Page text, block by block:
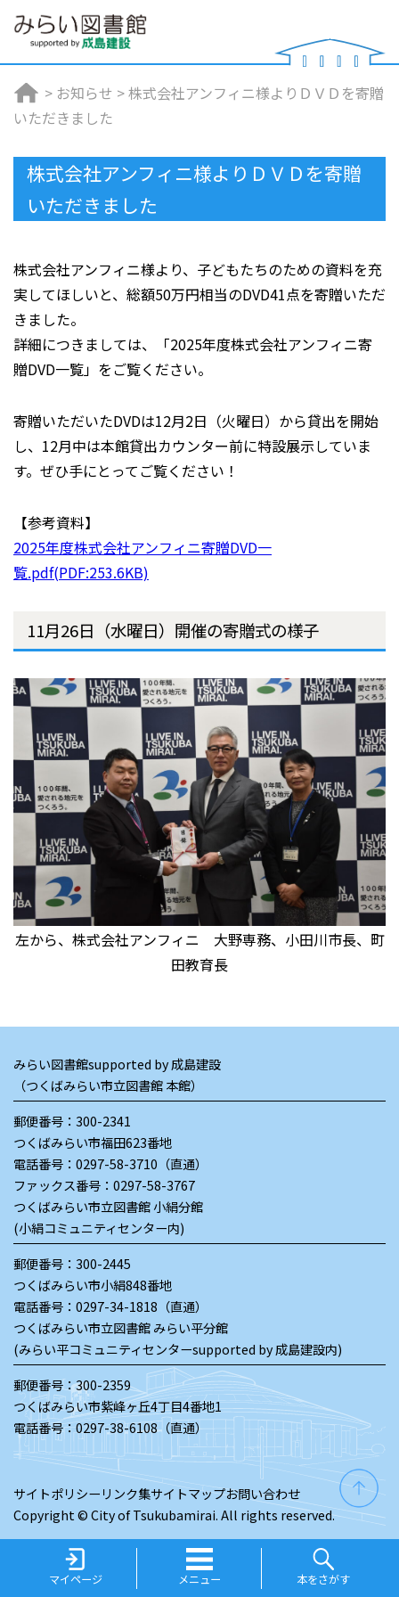
マイページ メニュー 本をさがす
> お知らせ >株式会社アンフィニ様よりＤＶＤを寄贈
いただきました
株式会社アンフィニ様よりＤＶＤを寄贈
いただきました
株式会社アンフィニ様より、子どもたちのための資料を充
実してほしいと、総額50万円相当のDVD41点を寄贈いただ
きました。
詳細につきましては、「2025年度株式会社アンフィニ寄
贈DVD一覧」をご覧ください。
寄贈いただいたDVDは12月2日（火曜日）から貸出を開始
し、12月中は本館貸出カウンター前に特設展示していま
す。ぜひ手にとってご覧ください！
【参考資料】
2025年度株式会社アンフィニ寄贈DVD一
覧.pdf(PDF:253.6KB)
11月26日（水曜日）開催の寄贈式の様子
左から、株式会社アンフィニ 大野専務、小田川市長、町
田教育長
みらい図書館supported by 成島建設
（つくばみらい市立図書館 本館）
郵便番号：300-2341
つくばみらい市福田623番地
電話番号： 0297-58-3710（直通）
ファックス番号：0297-58-3767
つくばみらい市立図書館 小絹分館
(小絹コミュニティセンター内)
郵便番号：300-2445
つくばみらい市小絹848番地
電話番号： 0297-34-1818（直通）
つくばみらい市立図書館 みらい平分館
(みらい平コミュニティセンターsupported by 成島建設内)
郵便番号：300-2359
つくばみらい市紫峰ヶ丘4丁目4番地1
電話番号： 0297-38-6108（直通）
サイトポリシーリンク集サイトマップお問い合わせ
Copyright © City of Tsukubamirai. All rights reserved.